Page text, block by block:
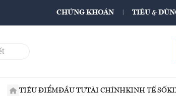
CHỨNG KHOÁN TIÊU &
TIÊU ĐIỂMĐẦU TƯTÀI CHÍNHKINH TẾ SỐ